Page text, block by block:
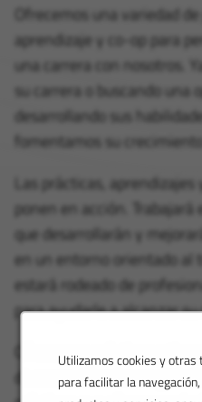
Utilizamos cookies y
para facilitar la
Ofrecemos una variedad
aprendizaje y co-op para
una carrera con nosotros.
su carrera o buscando una
desarrollando sus
fomentamos su
Las prácticas,
ponen en acción.
que desarrollarán y
en un entorno orientado al
estará rodeado de
para ayudarle a alcanzar
Ofrecemos prácticas a
diversas ubicaciones